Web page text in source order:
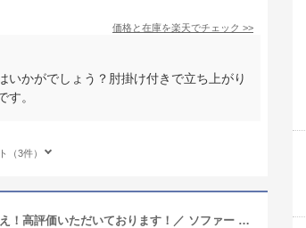
価格と在庫を楽天でチェック >>
かがでしょう？肘掛け付きで立ち上がり
。
（3件）
【ポイント10倍！4/1(月)限定】＼レビュー件数500件超え！高評価いただいております！／ ソファー 2人掛け 2.5人掛け ソファ ポケットコイル おしゃれ 木製 北欧 二人掛け ナチュラル 引っ越し 一人暮らし sofa 木枠【5年保証】